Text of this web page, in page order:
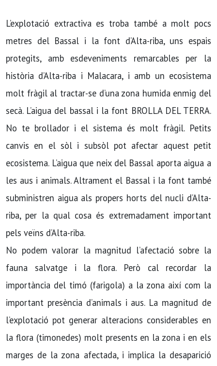
L’explotació extractiva es troba també a molt pocs
metres del Bassal i la font d’Alta-riba, uns espais
protegits, amb esdeveniments remarcables per la
història d’Alta-riba i Malacara, i amb un ecosistema
molt fràgil al tractar-se d’una zona humida enmig del
secà. L’aigua del bassal i la font BROLLA DEL TERRA.
No te brollador i el sistema és molt fràgil. Petits
canvis en el sòl i subsòl pot afectar aquest petit
ecosistema. L’aigua que neix del Bassal aporta aigua a
les aus i animals. Altrament el Bassal i la font també
subministren aigua als propers horts del nucli d’Alta-
riba, per la qual cosa és extremadament important
pels veïns d’Alta-riba.
No podem valorar la magnitud l’afectació sobre la
fauna salvatge i la flora. Però cal recordar la
importància del timó (farigola) a la zona així com la
important presència d’animals i aus. La magnitud de
l’explotació pot generar alteracions considerables en
la flora (timonedes) molt presents en la zona i en els
marges de la zona afectada, i implica la desaparició